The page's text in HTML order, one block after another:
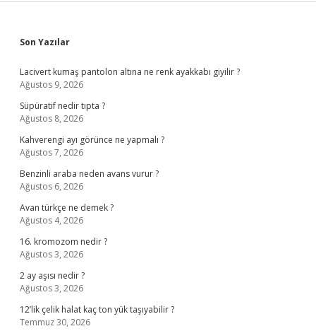
Sidebar
Son Yazılar
Lacivert kumaş pantolon altına ne renk ayakkabı giyilir ?
Ağustos 9, 2026
Süpüratif nedir tıpta ?
Ağustos 8, 2026
Kahverengi ayı görünce ne yapmalı ?
Ağustos 7, 2026
Benzinli araba neden avans vurur ?
Ağustos 6, 2026
Avan türkçe ne demek ?
Ağustos 4, 2026
16. kromozom nedir ?
Ağustos 3, 2026
2 ay aşısı nedir ?
Ağustos 3, 2026
12’lik çelik halat kaç ton yük taşıyabilir ?
Temmuz 30, 2026